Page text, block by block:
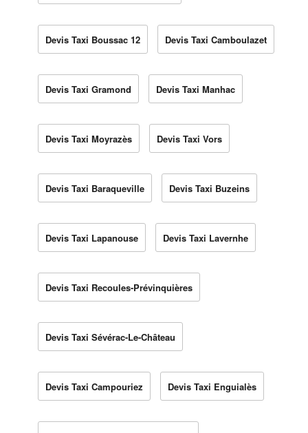
Devis Taxi Boussac 12 Devis Taxi Camboulazet
Devis Taxi Gramond Devis Taxi Manhac
Devis Taxi Moyrazès Devis Taxi Vors
Devis Taxi Baraqueville Devis Taxi Buzeins
Devis Taxi Lapanouse Devis Taxi Lavernhe
Devis Taxi Recoules-Prévinquières
Devis Taxi Sévérac-Le-Château
Devis Taxi Campouriez Devis Taxi Enguialès